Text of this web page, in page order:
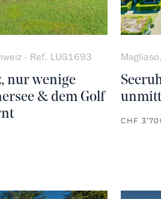
- Ref. LUG1693
nur wenige
& dem Golf
CHF